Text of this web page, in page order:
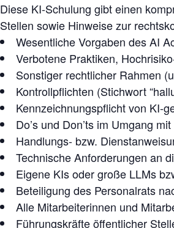
Diese KI-Schulung gibt einen
Stellen sowie Hinweise zur
Wesentliche Vorgaben des AI
Verbotene Praktiken,
Sonstiger rechtlicher Rahmen
Kontrollpflichten (Stichwort
Kennzeichnungspflicht von KI-
Do’s und Don’ts im Umgang mit
Handlungs- bzw.
Technische Anforderungen an
Eigene KIs oder große LLMs
Beteiligung des Personalrats
Alle Mitarbeiterinnen und
Führungskräfte öffentlicher